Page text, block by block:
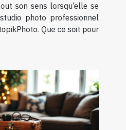
son sens lorsqu’elle se
photo professionnel
Que ce soit pour